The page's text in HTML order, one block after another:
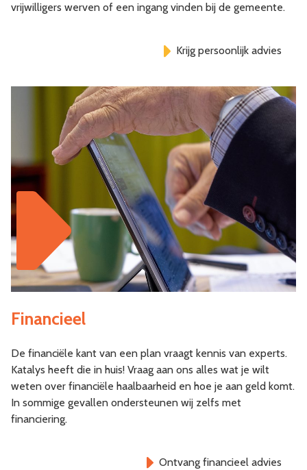
vrijwilligers werven of een ingang vinden bij de gemeente.
Krijg persoonlijk advies
Financieel
De financiële kant van een plan vraagt kennis van experts.
Katalys heeft die in huis! Vraag aan ons alles wat je wilt
weten over financiële haalbaarheid en hoe je aan geld komt.
In sommige gevallen ondersteunen wij zelfs met
financiering.
Ontvang financieel advies